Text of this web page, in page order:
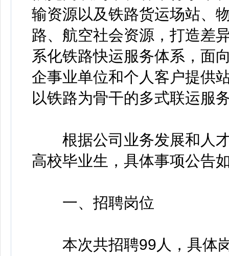
输资源以及铁路货运场站、
路、航空社会资源，打造差
系化铁路快运服务体系，面
企事业单位和个人客户提供
以铁路为骨干的多式联运服
根据公司业务发展和人才
高校毕业生，具体事项公告
一、招聘岗位
本次共招聘99人，具体